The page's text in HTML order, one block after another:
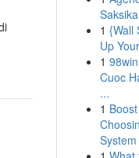
1 {Wall
Up
1
Cuoc
...
1
System